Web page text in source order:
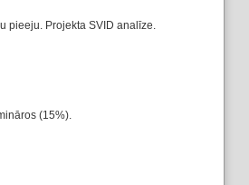
pieeju. Projekta SVID analīze.
(15%).